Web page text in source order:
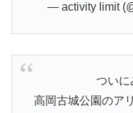
— activity limit
ついに
高岡古城公園のア